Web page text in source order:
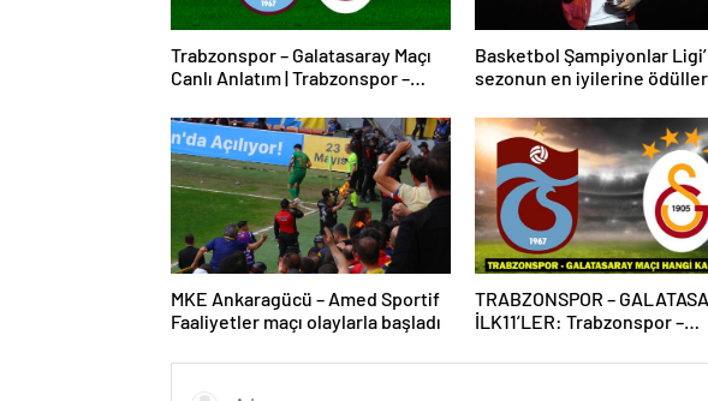
Trabzonspor – Galatasaray Maçı
Canlı Anlatım | Trabzonspor –
İzle | Lider, Trabzon
deplasmanında
Basketbol Şampiyonlar
sezonun en iyilerine
MKE Ankaragücü – Amed Sportif
Faaliyetler maçı olaylarla başladı
TRABZONSPOR –
İLK11’LER: Trabzonspor –
saat kaçta?